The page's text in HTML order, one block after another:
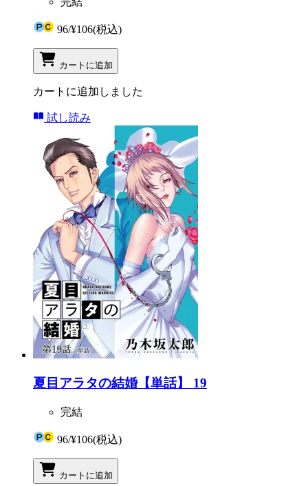
96/¥106(税込)
カートに追加
カートに追加しました
試し読み
夏目アラタの結婚【単話】 19
完結
96/¥106(税込)
カートに追加